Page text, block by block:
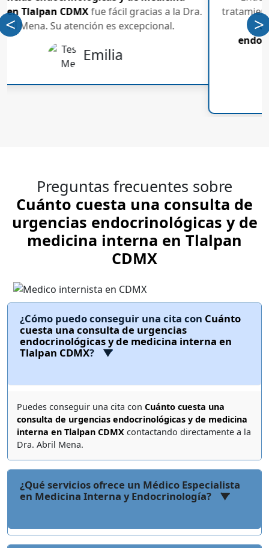
mejor deCuánto
urgencias
interna en
Altamente
Ana
<Anterior >
Preguntas frecuentes sobre
Cuánto cuesta una consulta de
urgencias endocrinológicas y de
medicina interna en Tlalpan
CDMX
¿Cómo puedo conseguir una cita con Cuánto
cuesta una consulta de urgencias
endocrinológicas y de medicina interna en
Tlalpan CDMX?
Puedes conseguir una cita con Cuánto cuesta una
consulta de urgencias endocrinológicas y de medicina
interna en Tlalpan CDMX contactando directamente a la
Dra. Abril Mena.
¿Qué servicios ofrece un Médico Especialista
en Medicina Interna y Endocrinología?